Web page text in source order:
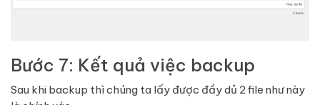
Bước 7: Kết quả việc backup
Sau khi backup thì chúng ta lấy được đầy dủ 2 file như này